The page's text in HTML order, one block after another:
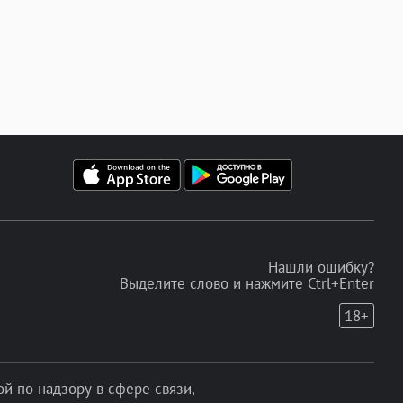
Нашли ошибку?
Выделите слово и нажмите Ctrl+Enter
18+
по надзору в сфере связи,